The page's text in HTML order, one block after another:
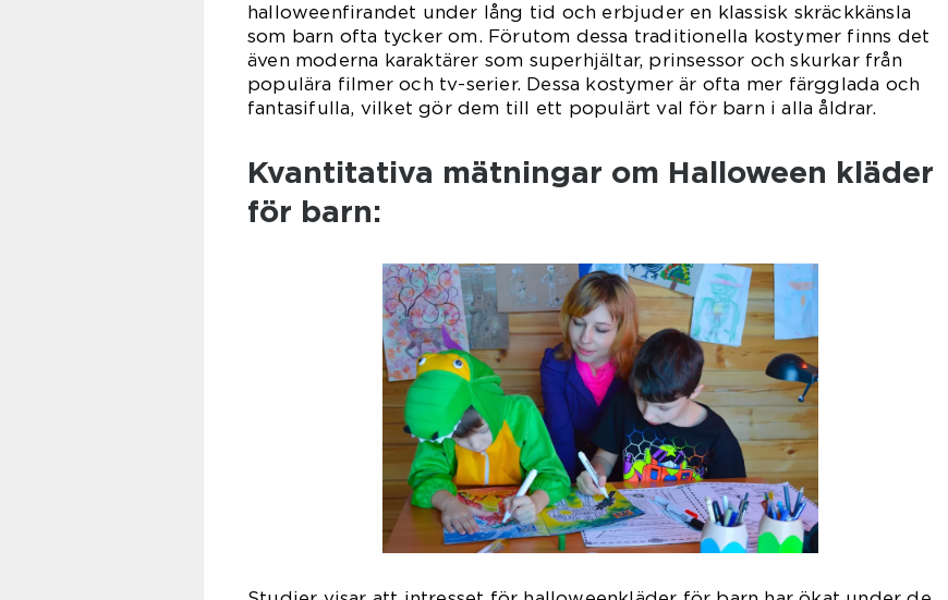
halloweenfirandet under lång tid och erbjuder en klassisk skräckkänsla
som barn ofta tycker om. Förutom dessa traditionella kostymer finns det
även moderna karaktärer som superhjältar, prinsessor och skurkar från
populära filmer och tv-serier. Dessa kostymer är ofta mer färgglada och
fantasifulla, vilket gör dem till ett populärt val för barn i alla åldrar.
Kvantitativa mätningar om Halloween kläder
för barn: